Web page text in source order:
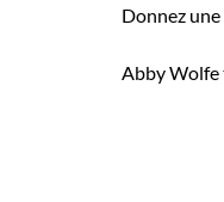
Donnez
Abby Wolfe